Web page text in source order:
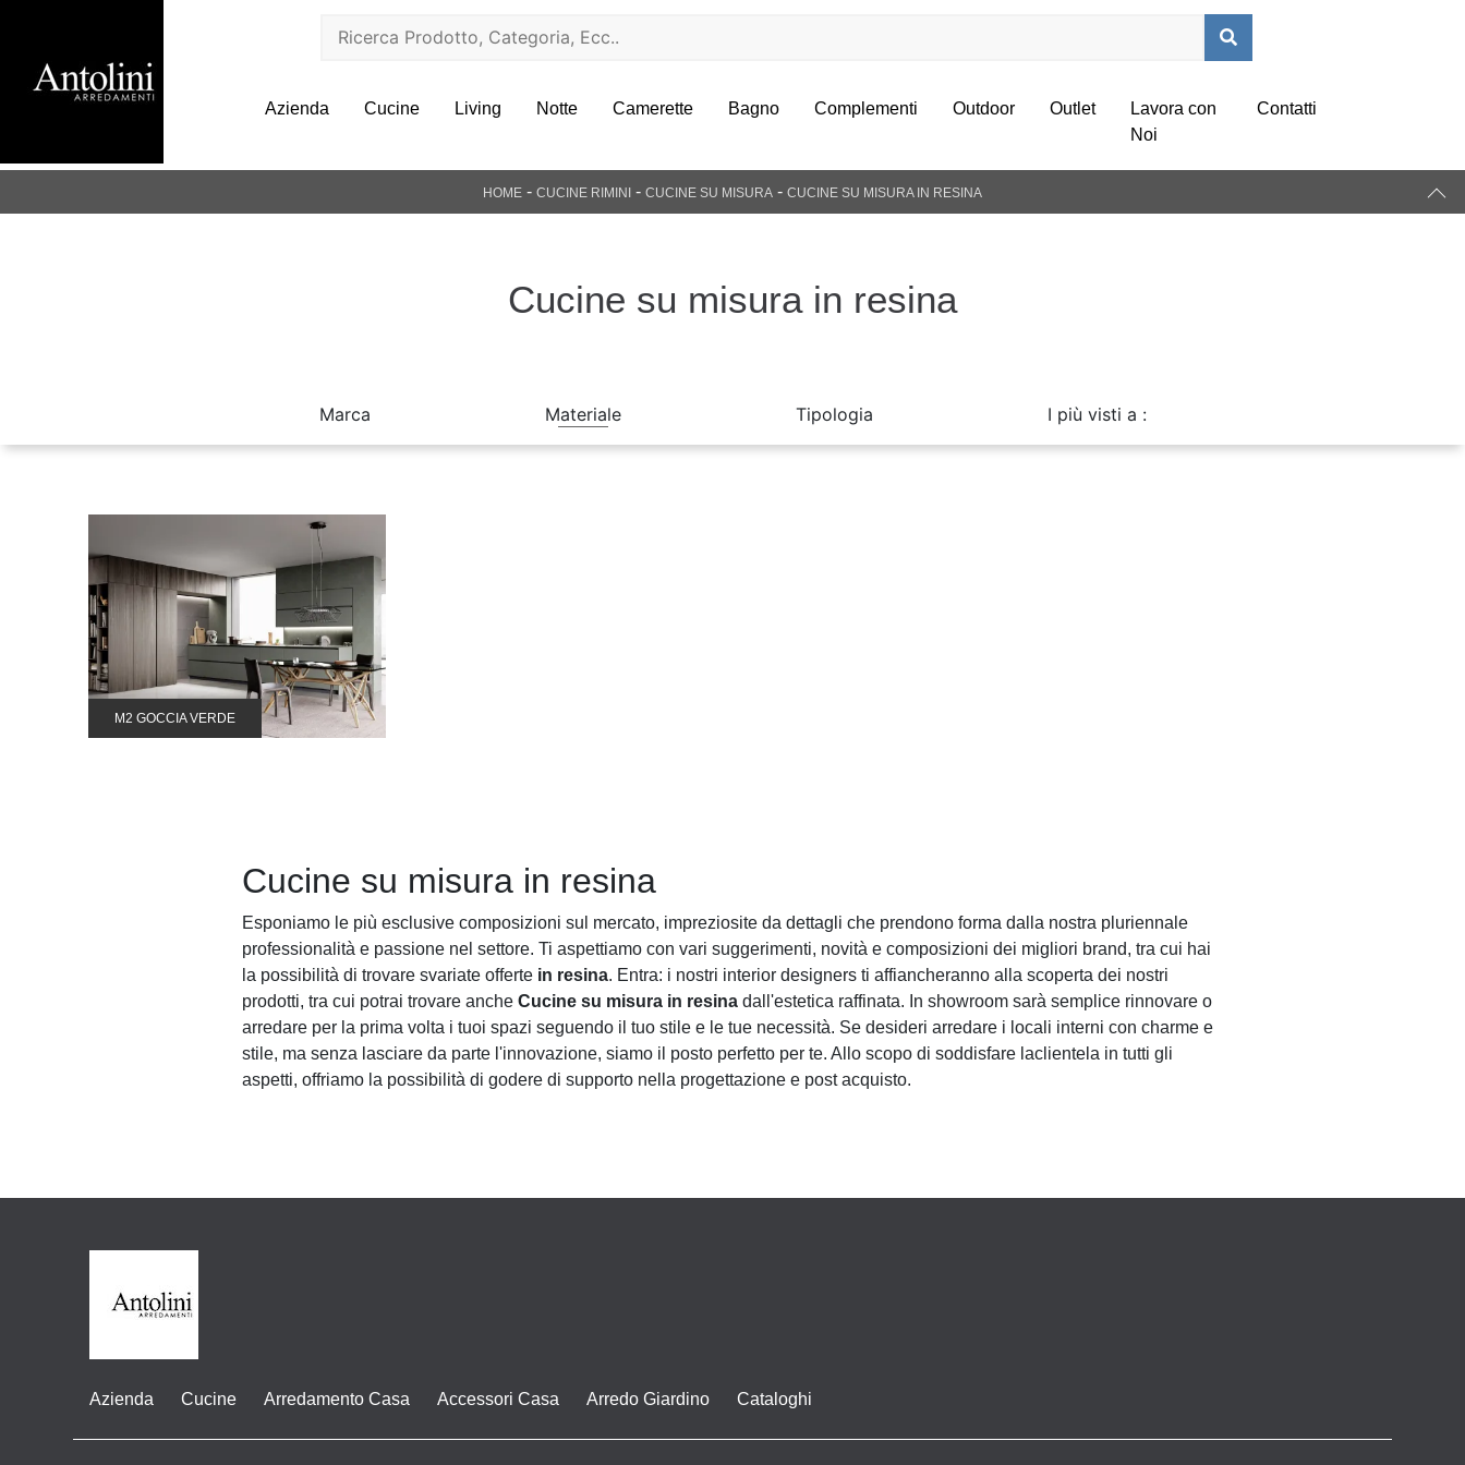
Azienda Cucine Living Notte Camerette Bagno Complementi Outdoor Outlet
Lavora con
Noi
Contatti
HOME - CUCINE RIMINI - CUCINE SU MISURA - CUCINE SU MISURA IN RESINA
Cucine su misura in resina
Marca Materiale Tipologia I più visti a :
M2 GOCCIA VERDE
Cucine su misura in resina
Esponiamo le più esclusive composizioni sul mercato, impreziosite da dettagli che prendono forma dalla nostra pluriennale
professionalità e passione nel settore. Ti aspettiamo con vari suggerimenti, novità e composizioni dei migliori brand, tra cui hai
la possibilità di trovare svariate offerte in resina. Entra: i nostri interior designers ti affiancheranno alla scoperta dei nostri
prodotti, tra cui potrai trovare anche Cucine su misura in resina dall'estetica raffinata. In showroom sarà semplice rinnovare o
arredare per la prima volta i tuoi spazi seguendo il tuo stile e le tue necessità. Se desideri arredare i locali interni con charme e
stile, ma senza lasciare da parte l'innovazione, siamo il posto perfetto per te. Allo scopo di soddisfare laclientela in tutti gli
aspetti, offriamo la possibilità di godere di supporto nella progettazione e post acquisto.
Azienda Cucine Arredamento Casa Accessori Casa Arredo Giardino Cataloghi